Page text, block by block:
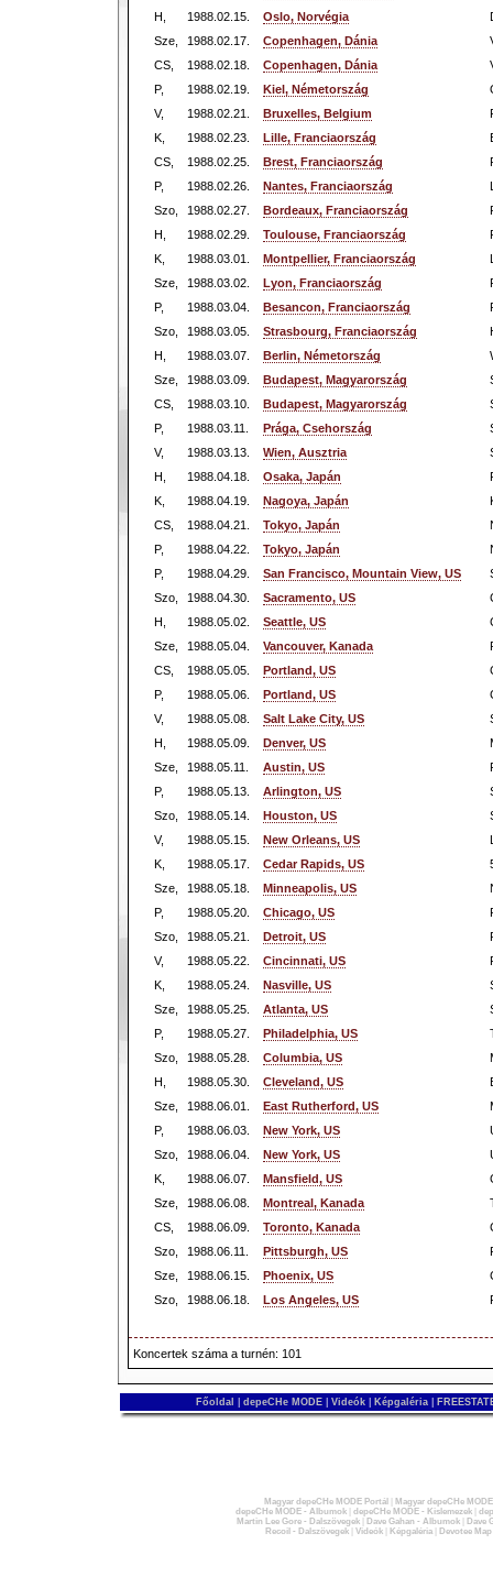
H,
1988.02.15. Oslo, Norvégia
Sze,
1988.02.17. Copenhagen, Dánia
CS,
1988.02.18. Copenhagen, Dánia
P,
1988.02.19. Kiel, Németország
V,
1988.02.21. Bruxelles, Belgium
K,
1988.02.23. Lille, Franciaország
CS,
1988.02.25. Brest, Franciaország
P,
1988.02.26. Nantes, Franciaország
Szo,
1988.02.27. Bordeaux, Franciaország
H,
1988.02.29. Toulouse, Franciaország
K,
1988.03.01. Montpellier, Franciaország
Sze,
1988.03.02. Lyon, Franciaország
P,
1988.03.04. Besancon, Franciaország
Szo,
1988.03.05. Strasbourg, Franciaország
H,
1988.03.07. Berlin, Németország
Sze,
1988.03.09. Budapest, Magyarország
CS,
1988.03.10. Budapest, Magyarország
P,
1988.03.11. Prága, Csehország
V,
1988.03.13. Wien, Ausztria
H,
1988.04.18. Osaka, Japán
K,
1988.04.19. Nagoya, Japán
CS,
1988.04.21. Tokyo, Japán
P,
1988.04.22. Tokyo, Japán
P,
1988.04.29. San Francisco, Mountain View, US
Szo,
1988.04.30. Sacramento, US
H,
1988.05.02. Seattle, US
Sze,
1988.05.04. Vancouver, Kanada
CS,
1988.05.05. Portland, US
P,
1988.05.06. Portland, US
V,
1988.05.08. Salt Lake City, US
H,
1988.05.09. Denver, US
Sze,
1988.05.11. Austin, US
P,
1988.05.13. Arlington, US
Szo,
1988.05.14. Houston, US
V,
1988.05.15. New Orleans, US
K,
1988.05.17. Cedar Rapids, US
Sze,
1988.05.18. Minneapolis, US
P,
1988.05.20. Chicago, US
Szo,
1988.05.21. Detroit, US
V,
1988.05.22. Cincinnati, US
K,
1988.05.24. Nasville, US
Sze,
1988.05.25. Atlanta, US
P,
1988.05.27. Philadelphia, US
Szo,
1988.05.28. Columbia, US
H,
1988.05.30. Cleveland, US
Sze,
1988.06.01. East Rutherford, US
P,
1988.06.03. New York, US
Szo,
1988.06.04. New York, US
K,
1988.06.07. Mansfield, US
Sze,
1988.06.08. Montreal, Kanada
CS,
1988.06.09. Toronto, Kanada
Szo,
1988.06.11. Pittsburgh, US
Sze,
1988.06.15. Phoenix, US
Szo,
1988.06.18. Los Angeles, US
Koncertek száma a turnén: 101
Főoldal depeCHe MODE Videók Képgaléria
Magyar depeCHe MODE Portál
Magyar depeCHe
depeCHe MODE - Albumok| depeCHe MODE - Kislemezek|
Martin Lee Gore - Dalszövegek| Dave Gahan - Albumok|
Dave
Recoil - Dalszövegek| Videók| Képgaléria| Devotee Map